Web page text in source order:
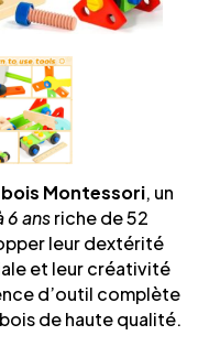
Montessori, un
6 ansriche de 52
leur dextérité
et leur créativité
d’outil complète
de haute qualité.